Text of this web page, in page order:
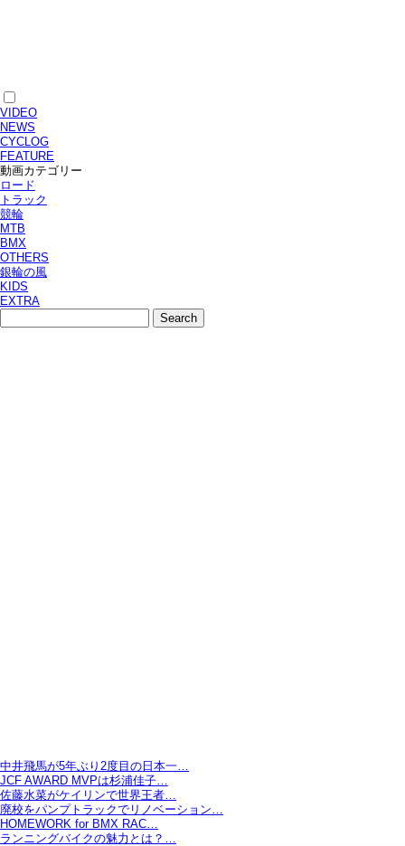
VIDEO
NEWS
CYCLOG
FEATURE
動画カテゴリー
ロード
トラック
競輪
MTB
BMX
OTHERS
銀輪の風
KIDS
EXTRA
中井飛馬が5年ぶり2度目の日本一…
JCF AWARD MVPは杉浦佳子…
佐藤水菜がケイリンで世界王者…
廃校をパンプトラックでリノベーション…
HOMEWORK for BMX RAC…
ランニングバイクの魅力とは？…